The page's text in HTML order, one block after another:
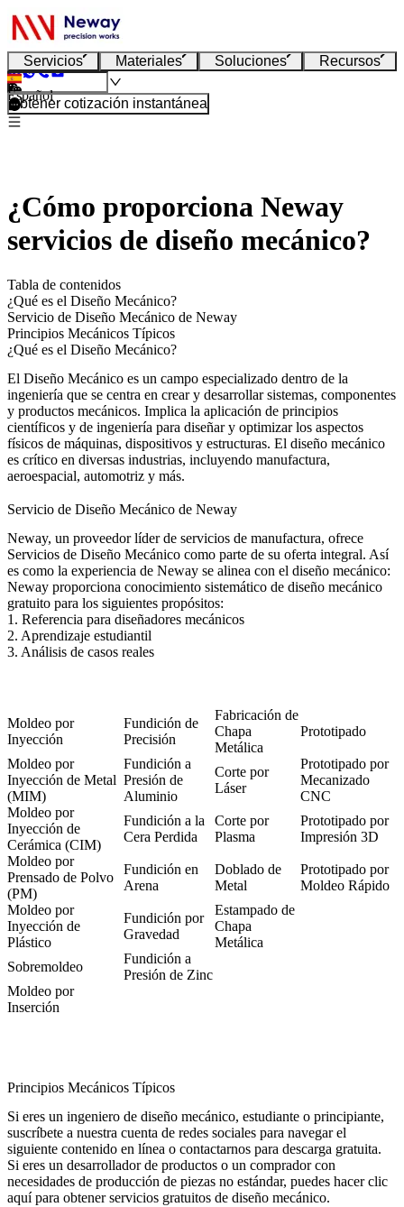
Servicios Materiales Soluciones Recursos
Español
Obtener cotización instantánea
¿Cómo proporciona Neway
servicios de diseño mecánico?
Tabla de contenidos
¿Qué es el Diseño Mecánico?
Servicio de Diseño Mecánico de Neway
Principios Mecánicos Típicos
¿Qué es el Diseño Mecánico?
El Diseño Mecánico es un campo especializado dentro de la
ingeniería que se centra en crear y desarrollar sistemas, componentes
y productos mecánicos. Implica la aplicación de principios
científicos y de ingeniería para diseñar y optimizar los aspectos
físicos de máquinas, dispositivos y estructuras. El diseño mecánico
es crítico en diversas industrias, incluyendo manufactura,
aeroespacial, automotriz y más.
Servicio de Diseño Mecánico de Neway
Neway, un proveedor líder de servicios de manufactura, ofrece
Servicios de Diseño Mecánico como parte de su oferta integral. Así
es como la experiencia de Neway se alinea con el diseño mecánico:
Neway proporciona conocimiento sistemático de diseño mecánico
gratuito para los siguientes propósitos:
1. Referencia para diseñadores mecánicos
2. Aprendizaje estudiantil
3. Análisis de casos reales
Moldeo por
Inyección
Fundición de
Precisión
Fabricación de
Chapa
Metálica
Prototipado
Moldeo por
Inyección de Metal
(MIM)
Fundición a
Presión de
Aluminio
Corte por
Láser
Prototipado por
Mecanizado
CNC
Moldeo por
Inyección de
Cerámica (CIM)
Fundición a la
Cera Perdida
Corte por
Plasma
Prototipado por
Impresión 3D
Moldeo por
Prensado de Polvo
(PM)
Fundición en
Arena
Doblado de
Metal
Prototipado por
Moldeo Rápido
Moldeo por
Inyección de
Plástico
Fundición por
Gravedad
Estampado de
Chapa
Metálica
Sobremoldeo
Fundición a
Presión de Zinc
Moldeo por
Inserción
Principios Mecánicos Típicos
Si eres un ingeniero de diseño mecánico, estudiante o principiante,
suscríbete a nuestra cuenta de redes sociales para navegar el
siguiente contenido en línea o contactarnos para descarga gratuita.
Si eres un desarrollador de productos o un comprador con
necesidades de producción de piezas no estándar, puedes hacer clic
aquí para obtener servicios gratuitos de diseño mecánico.